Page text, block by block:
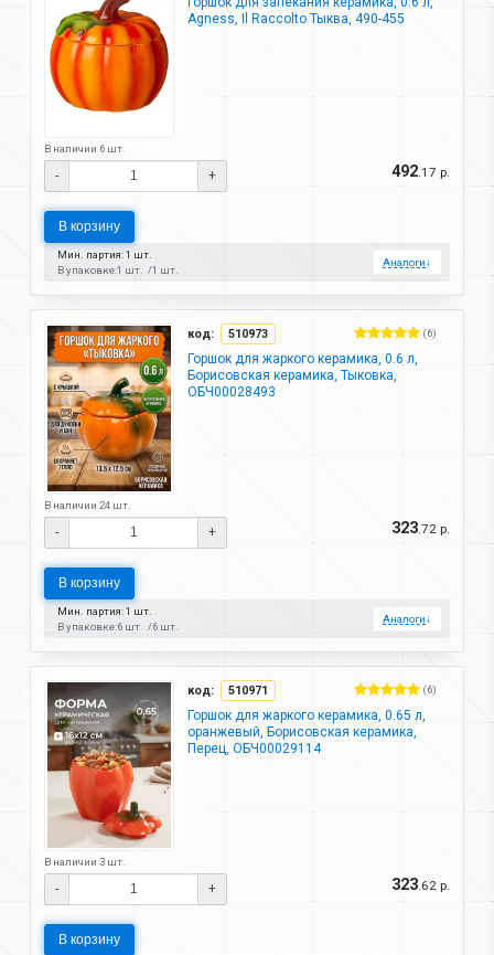
Agness, Il Raccolto Тыква, 490-455
В наличии 6 шт.
- + 492 .17 р.
В корзину
Мин. партия: 1 шт.
В упаковке:1 шт. 1 шт.
Аналоги↓
код: 510973 (6)
Горшок для жаркого керамика, 0.6 л,
Борисовская керамика, Тыковка,
ОБЧ00028493
В наличии 24 шт.
- + 323 .72 р.
В корзину
Мин. партия: 1 шт.
В упаковке:6 шт. 6 шт.
Аналоги↓
код: 510971 (6)
Горшок для жаркого керамика, 0.65 л,
оранжевый, Борисовская керамика,
Перец, ОБЧ00029114
В наличии 3 шт.
- + 323 .62 р.
В корзину